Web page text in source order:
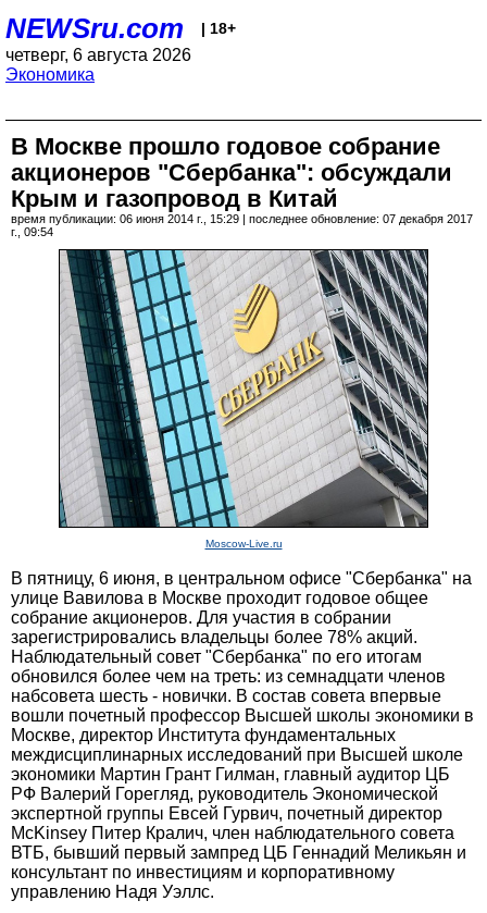
NEWSru.com | 18+
четверг, 6 августа 2026
Экономика
В Москве прошло годовое собрание
акционеров "Сбербанка": обсуждали
Крым и газопровод в Китай
время публикации: 06 июня 2014 г., 15:29 | последнее обновление: 07 декабря 2017
г., 09:54
Moscow-Live.ru
В пятницу, 6 июня, в центральном офисе "Сбербанка" на
улице Вавилова в Москве проходит годовое общее
собрание акционеров. Для участия в собрании
зарегистрировались владельцы более 78% акций.
Наблюдательный совет "Сбербанка" по его итогам
обновился более чем на треть: из семнадцати членов
набсовета шесть - новички. В состав совета впервые
вошли почетный профессор Высшей школы экономики в
Москве, директор Института фундаментальных
междисциплинарных исследований при Высшей школе
экономики Мартин Грант Гилман, главный аудитор ЦБ
РФ Валерий Горегляд, руководитель Экономической
экспертной группы Евсей Гурвич, почетный директор
McKinsey Питер Кралич, член наблюдательного совета
ВТБ, бывший первый зампред ЦБ Геннадий Меликьян и
консультант по инвестициям и корпоративному
управлению Надя Уэллс.